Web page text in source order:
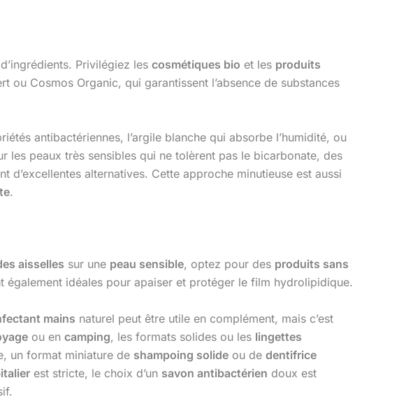
Privilégiez les cosmétiques bio et les produits
Cosmos Organic, qui garantissent l’absence de substances
antibactériennes, l’argile blanche qui absorbe l’humidité, ou
les peaux très sensibles qui ne tolèrent pas le bicarbonate, des
alternatives. Cette approche minutieuse est aussi
.
aisselles sur une peau sensible, optez pour des produits sans
également idéales pour apaiser et protéger le film hydrolipidique.
mains naturel peut être utile en complément, mais c’est
ou en camping, les formats solides ou les lingettes
un format miniature de shampoing solide ou de dentifrice
est stricte, le choix d’un savon antibactérien doux est